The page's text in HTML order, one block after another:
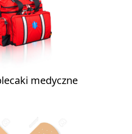
medyczne